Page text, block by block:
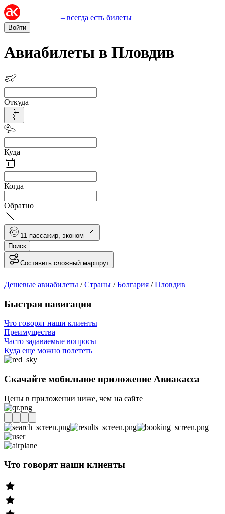
– всегда есть билеты
Войти
Авиабилеты в Пловдив
Откуда
Куда
Когда
Обратно
1 1 пассажир эконом
Поиск
Составить сложный маршрут
Дешевые авиабилеты /Страны /Болгария /Пловдив
Быстрая навигация
Что говорят наши клиенты
Преимущества
Часто задаваемые вопросы
Куда еще можно полететь
Скачайте мобильное приложение Авиакасса
Цены в приложении ниже, чем на сайте
Что говорят наши клиенты